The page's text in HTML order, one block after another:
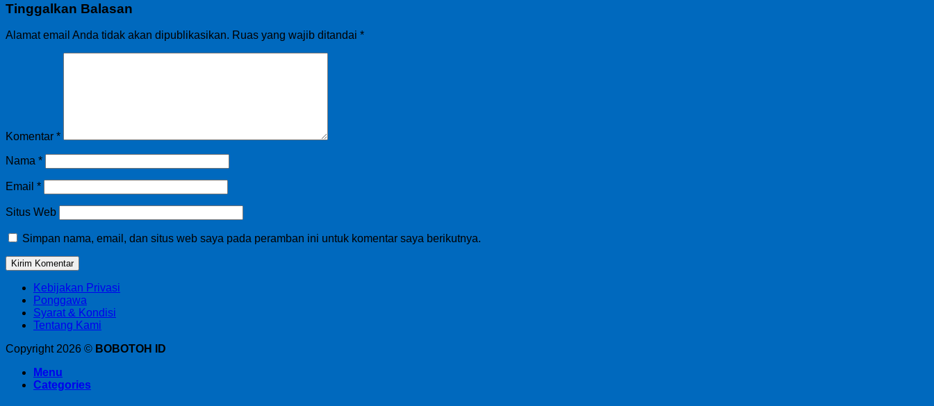
Tinggalkan Balasan
Alamat email Anda tidak akan dipublikasikan. Ruas yang wajib ditandai *
Komentar *
Nama *
Email *
Situs Web
Simpan nama, email, dan situs web saya pada peramban ini untuk komentar saya berikutnya.
Kebijakan Privasi
Ponggawa
Syarat & Kondisi
Tentang Kami
Copyright 2026 © BOBOTOH ID
Menu
Categories